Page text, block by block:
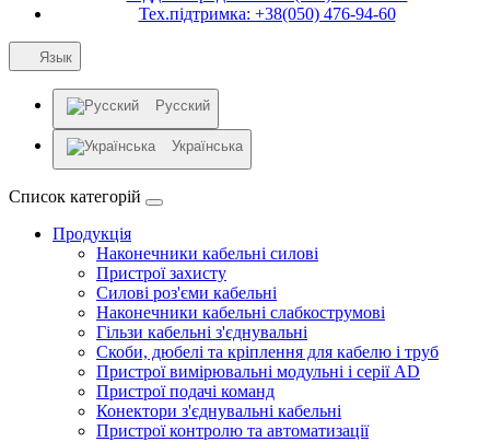
Тех.підтримка: +38(050) 476-94-60
Язык
Русский
Українська
Список категорій
Продукція
Наконечники кабельні силові
Пристрої захисту
Силові роз'єми кабельні
Наконечники кабельні слабкострумові
Гільзи кабельні з'єднувальні
Скоби, дюбелі та кріплення для кабелю і труб
Пристрої вимірювальні модульні і серії AD
Пристрої подачі команд
Конектори з'єднувальні кабельні
Пристрої контролю та автоматизації